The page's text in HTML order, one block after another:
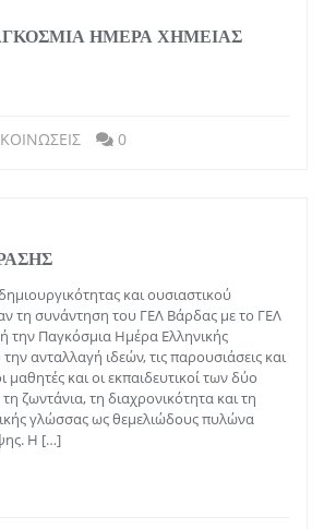
ΗΜΕΡΑ ΧΗΜΕΙΑΣ
0
και ουσιαστικού
τη συνάντηση του ΓΕΛ Βάρδας με το ΓΕΛ
την Παγκόσμια Ημέρα Ελληνικής
ανταλλαγή ιδεών, τις παρουσιάσεις και
μαθητές και οι εκπαιδευτικοί των δύο
ζωντάνια, τη διαχρονικότητα και τη
γλώσσας ως θεμελιώδους πυλώνα
Η […]